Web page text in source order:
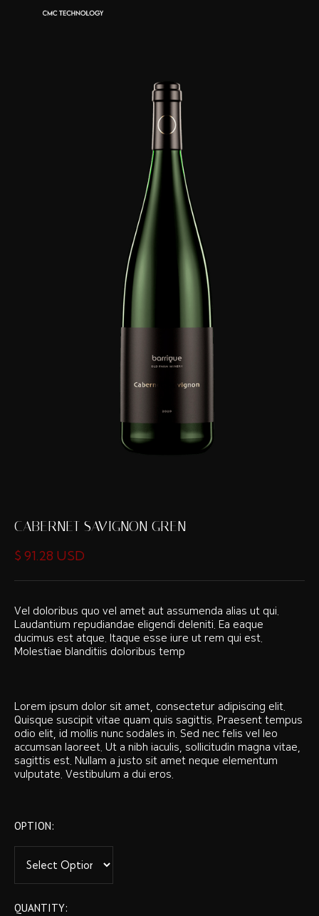
CABERNET SAVIGNON GREN
$ 91.28 USD
Vel doloribus quo vel amet aut assumenda alias ut qui.
Laudantium repudiandae eligendi deleniti. Ea eaque
ducimus est atque. Itaque esse iure ut rem qui est.
Molestiae blanditiis doloribus temp
Lorem ipsum dolor sit amet, consectetur adipiscing elit.
Quisque suscipit vitae quam quis sagittis. Praesent tempus
odio elit, id mollis nunc sodales in. Sed nec felis vel leo
accumsan laoreet. Ut a nibh iaculis, sollicitudin magna vitae,
sagittis est. Nullam a justo sit amet neque elementum
vulputate. Vestibulum a dui eros.
OPTION:
QUANTITY: